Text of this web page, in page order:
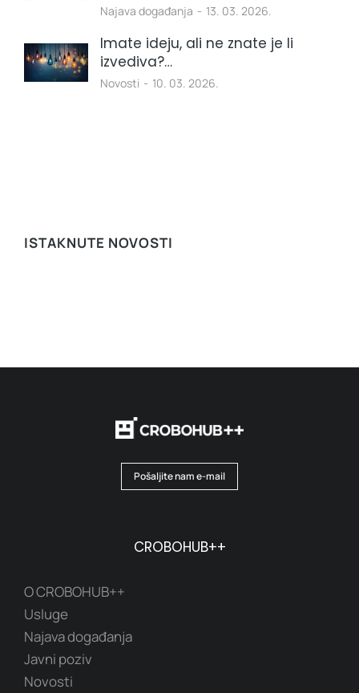
Najava događanja 13. 03. 2026.
Imate ideju, ali ne znate je li
izvediva?…
Novosti 10. 03. 2026.
ISTAKNUTE NOVOSTI
Pošaljite nam e-mail
CROBOHUB++
O CROBOHUB++
Usluge
Najava događanja
Javni poziv
Novosti